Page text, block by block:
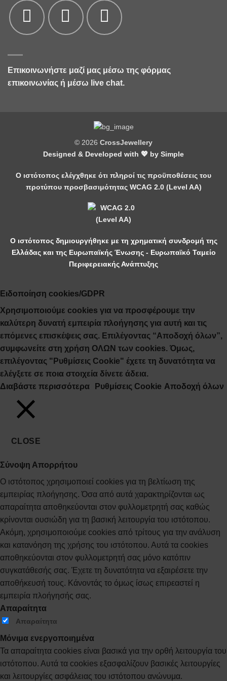
Επικοινωνήστε μαζί μας μέσω της φόρμας
επικοινωνίας ή μέσω live chat.
© 2026 CrossJewellery
Designed & Developed with 💖 by Simple
Ο ιστότοπος ελέγχθηκε ότι πληροί τις προϋποθέσεις του
προτύπου προσβασιμότητας WCAG 2.0 (Level AA)
Ο ιστότοπος δημιουργήθηκε με τη χρηματική συνδρομή της
Ελλάδας και της Ευρωπαϊκής Ένωσης - Ευρωπαϊκό Ταμείο
Περιφερειακής Ανάπτυξης
Ειδοποίηση cookies/GDPR
Χρησιμοποιούμε cookies για να προσφέρουμε την
καλύτερη δυνατή εμπειρία πλοήγησης για αυτή και τις
επόμενες επισκέψεις σας. Επιλέγοντας “Αποδοχή όλων”,
συμφωνείτε στη χρήση ΟΛΩΝ των cookies. Όμως,
επιλέγοντας "Ρυθμίσεις Cookie" έχετε τη δυνατότητα να
ελέγξετε σε ποια στοιχεία δίνετε άδεια.
Διαβάστε περισσότερα
Ρυθμίσεις Cookie Αποδοχή όλων
CLOSE
Σύνοψη Απορρήτου
Ο ιστότοπος χρησιμοποιεί cookies για τη βελτίωση της
εμπειρίας πλοήγησης. Όσα από αυτά χαρακτηρίζονται ως
απαραίτητα αποθηκεύονται στον φυλλομετρητή σας καθώς
κρίνονται ουσιώδη για τη βασική λειτουργία του ιστότοπου.
Ακόμη, χρησιμοποιούμε cookies από τρίτους για την ανάλυση
και κατανόηση της χρήσης του ιστότοπου. Αυτά τα cookies
αποθηκεύονται στον φυλλομετρητή σας μόνο κατόπιν
συγκατάθεσής σας. Έχετε τη δυνατότητα να εξαιρέσετε την
αποθήκευσή τους. Κάνοντάς το όμως ίσως επιρεαστεί η
εμπειρία πλοήγησής σας.
Απαραίτητα
Απαραίτητα
Μόνιμα ενεργοποιημένα
Τα απαραίτητα cookies είναι βασικά για την ορθή λειτουργία του
ιστότοπου. Αυτά τα cookies εξασφαλίζουν βασικές λειτουργίες
και λειτουργίες ασφάλειας του ιστότοπου ανώνυμα.